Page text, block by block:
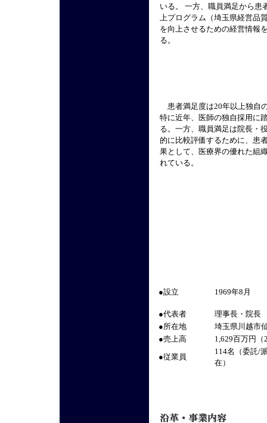
いる。 一方、職員満足から患
上プログラム（埼玉県経営品
を向上させるための経営情報
る。
患者満足度は20年以上独自
特に近年、医師の独自採用に
る。一方、職員満足は院長・
的に比較評価するために、患
果として、医療界の優れた組
れている。
●設立 1969年8月
●代表者
理事長・院長
●所在地
埼玉県川越市
●売上高
1,629百万円（
●従業員
114名（委託/
在）